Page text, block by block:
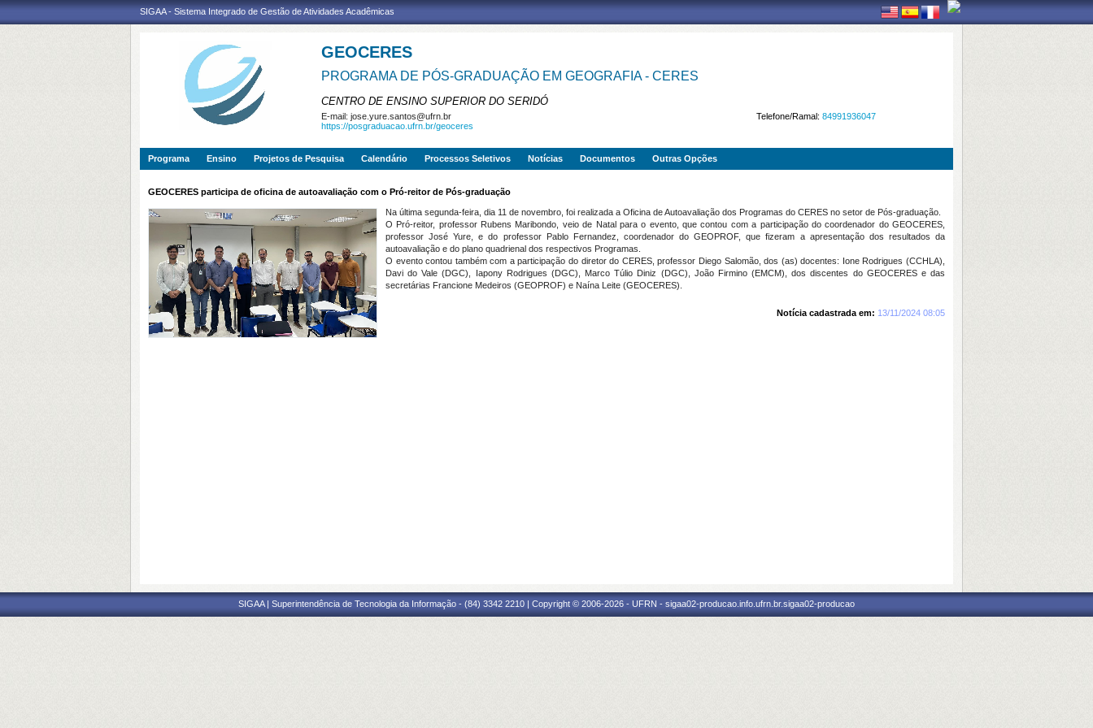
SIGAA - Sistema Integrado de Gestão de Atividades Acadêmicas
GEOCERES
PROGRAMA DE PÓS-GRADUAÇÃO EM GEOGRAFIA - CERES
CENTRO DE ENSINO SUPERIOR DO SERIDÓ
Telefone/Ramal: 84991936047
E-mail: jose.yure.santos@ufrn.br
https://posgraduacao.ufrn.br/geoceres
Programa Ensino Projetos de Pesquisa Calendário Processos Seletivos Notícias Documentos Outras Opções
GEOCERES participa de oficina de autoavaliação com o Pró-reitor de Pós-graduação
Na última segunda-feira, dia 11 de novembro, foi realizada a Oficina de Autoavaliação dos Programas do CERES no setor de Pós-graduação.
O Pró-reitor, professor Rubens Maribondo, veio de Natal para o evento, que contou com a participação do coordenador do GEOCERES,
professor José Yure, e do professor Pablo Fernandez, coordenador do GEOPROF, que fizeram a apresentação dos resultados da
autoavaliação e do plano quadrienal dos respectivos Programas.
O evento contou também com a participação do diretor do CERES, professor Diego Salomão, dos (as) docentes: Ione Rodrigues (CCHLA),
Davi do Vale (DGC), Iapony Rodrigues (DGC), Marco Túlio Diniz (DGC), João Firmino (EMCM), dos discentes do GEOCERES e das
secretárias Francione Medeiros (GEOPROF) e Naína Leite (GEOCERES).
Notícia cadastrada em: 13/11/2024 08:05
SIGAA | Superintendência de Tecnologia da Informação - (84) 3342 2210 | Copyright © 2006-2026 - UFRN - sigaa02-producao.info.ufrn.br.sigaa02-producao